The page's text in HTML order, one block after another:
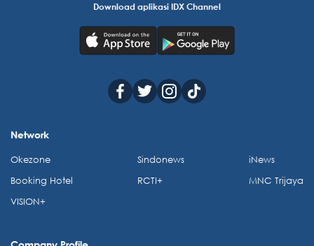
Download aplikasi IDX Channel
Network
Okezone
Booking Hotel
VISION+
Sindonews
RCTI+
iNews
MNC Trijaya